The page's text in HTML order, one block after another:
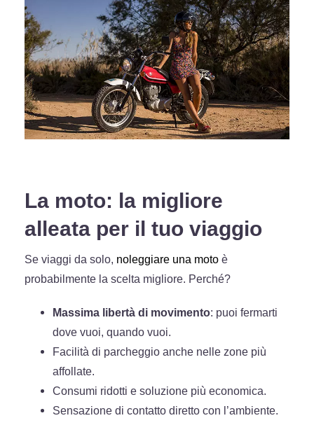
La moto: la migliore
alleata per il tuo viaggio
Se viaggi da solo, noleggiare una moto è
probabilmente la scelta migliore. Perché?
Massima libertà di movimento: puoi fermarti
dove vuoi, quando vuoi.
Facilità di parcheggio anche nelle zone più
affollate.
Consumi ridotti e soluzione più economica.
Sensazione di contatto diretto con l’ambiente.